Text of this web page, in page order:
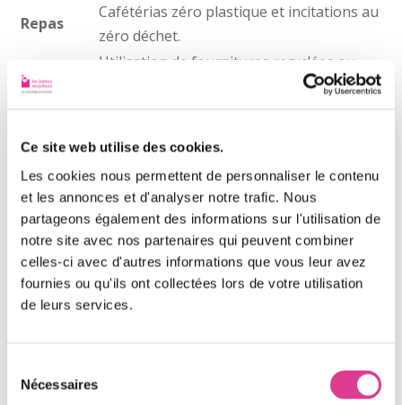
Ce site web utilise des cookies.
Les cookies nous permettent de personnaliser le contenu
et les annonces et d'analyser notre trafic. Nous
partageons également des informations sur l'utilisation de
notre site avec nos partenaires qui peuvent combiner
celles-ci avec d'autres informations que vous leur avez
fournies ou qu'ils ont collectées lors de votre utilisation
de leurs services.
Nécessaires
Repas
Cafétérias zéro plastique et incitations au
zéro déchet.
Mobilier
Utilisation de fournitures recyclées ou
créer un mouvement collectif vers un développement
durable.